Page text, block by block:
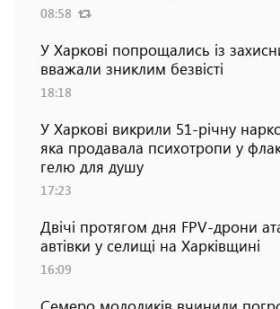
08:58
У Харкові попрощались із
вважали зниклим безвісті
18:18
У Харкові викрили 51-річну
яка продавала психотропи у
гелю для душу
17:23
Двічі протягом дня FPV-дрони
автівки у селищі на Харківщині
16:09